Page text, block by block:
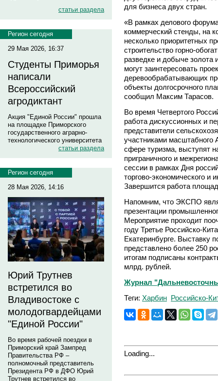
статьи раздела
Регион сегодня
29 Мая 2026, 16:37
Студенты Приморья
написали
Всероссийский
агродиктант
Акция "Единой России" прошла
на площадке Приморского
государственного аграрно-
технологического университета
статьи раздела
Регион сегодня
28 Мая 2026, 14:16
Юрий Трутнев
встретился во
Владивостоке с
молодогвардейцами
"Единой России"
Во время рабочей поездки в
Приморский край Зампред
Правительства РФ –
полномочный представитель
Президента РФ в ДФО Юрий
Трутнев встретился во
для бизнеса двух стран.
«В рамках делового
коммерческий стенды, на
несколько приоритетных
строительство горно-
разведке и добыче золота
могут заинтересовать
деревообрабатывающих
объекты долгосрочного
сообщил Максим Тарасов.
Во время Четвертого
работа дискуссионных и
представители
участниками
сфере туризма, выступят
приграничного и
сессии в рамках Дня
торгово-экономического и
Завершится работа
Напомним, что ЭКСПО
презентации
Мероприятие проходит
году Третье Российско-
Екатеринбурге. Выставку
представлено более 250
итогам подписаны
млрд. рублей.
Журнал
Теги: Харбин Российско-
Loading...